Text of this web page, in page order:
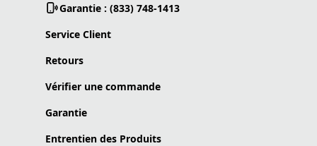
Garantie : (833) 748-1413
Service Client
Retours
Vérifier une commande
Garantie
Entrentien des Produits